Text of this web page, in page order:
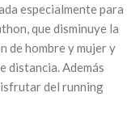
especialmente para
que disminuye la
de hombre y mujer y
distancia. Además
del running